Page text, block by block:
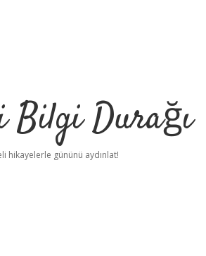
Bilgi Durağı
hikayelerle gününü aydınlat!